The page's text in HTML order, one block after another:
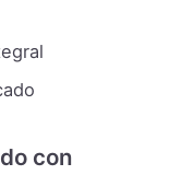
con